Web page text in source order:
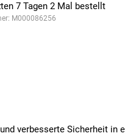
7 Tagen2 Mal bestellt
M000086256
verbesserte Sicherheit in